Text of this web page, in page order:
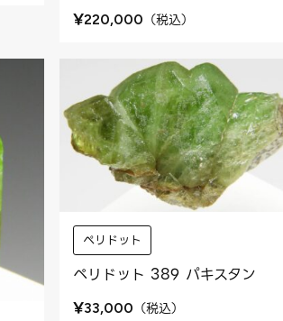
¥220,000 （税込）
ペリドット
ペリドット 389 パキスタン
¥33,000 （税込）